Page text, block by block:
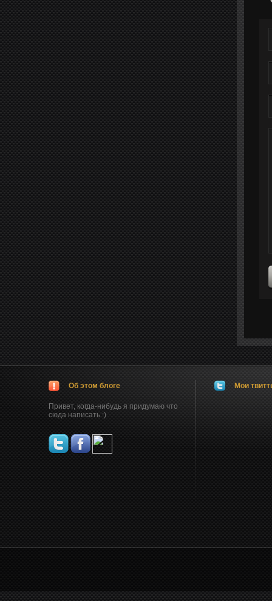
Об этом блоге
Привет, когда-нибудь я придумаю что
сюда написать :)
Мои